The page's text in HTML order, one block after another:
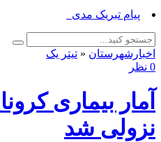
پیام تبریک مدیر جهاد_
اخبارشهرستان « تیتر یک
0 نظر
آمار بیماری
نزولی شد